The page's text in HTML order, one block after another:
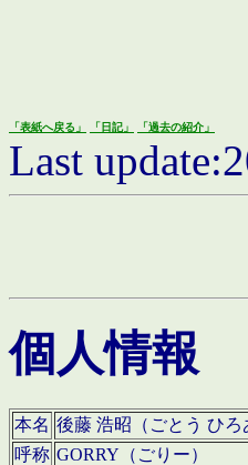
「表紙へ戻る」 「日記」 「過去の紹介」
Last
個人情報
本名 後藤 浩昭（ごとう ひろ
呼称 GORRY（ごりー）